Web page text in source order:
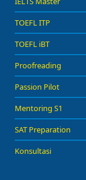
TOEFL ITP
TOEFL iBT
Proofreading
Passion Pilot
Mentoring S1
SAT Preparation
Konsultasi